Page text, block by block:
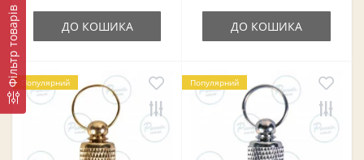
Фільтр товарів ДО КОШИКА ДО КОШИКА
Популярний Популярний